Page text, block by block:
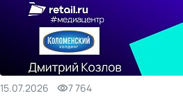
15.07.2026 7 764